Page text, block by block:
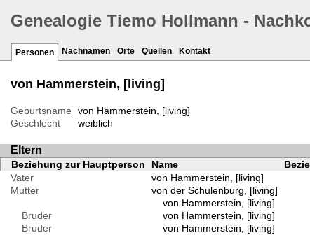
Genealogie Tiemo Hollmann -
Personen Nachnamen Orte Quellen Kontakt
von Hammerstein, [living]
Geburtsname
von Hammerstein, [living]
Geschlecht
weiblich
Eltern
Beziehung zur Hauptperson Name
Vater
von Hammerstein, [living]
Mutter
von der Schulenburg, [living]
von Hammerstein, [living]
Bruder
von Hammerstein, [living]
Bruder
von Hammerstein, [living]